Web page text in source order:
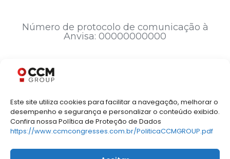
Este site utiliza cookies para facilitar a navegação, melhorar o
desempenho e segurança e personalizar o conteúdo exibido.
Confira nossa Política de Proteção de Dados
https://www.ccmcongresses.com.br/PoliticaCCMGROUP.pdf
Número de protocolo de comunicação à
Anvisa: 00000000000
Responsável Técnico Médico: André Luis
Fernandes Palmini - CRM 14033 RS
© 2026 – Todos direitos reservados
Política de Privacidade
Termos de
Uso